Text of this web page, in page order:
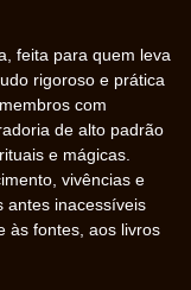
feita para quem leva
rigoroso e prática
com
de alto padrão
e mágicas.
vivências e
antes inacessíveis
às fontes, aos livros